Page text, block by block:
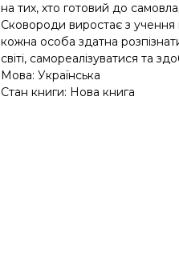
на тих, хто готовий до
Сковороди виростає з
кожна особа здатна
світі, самореалізуватися та
Мова: Українська
Стан книги: Нова книга